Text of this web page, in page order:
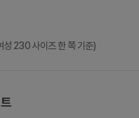
230 사이즈 한 쪽 기준)